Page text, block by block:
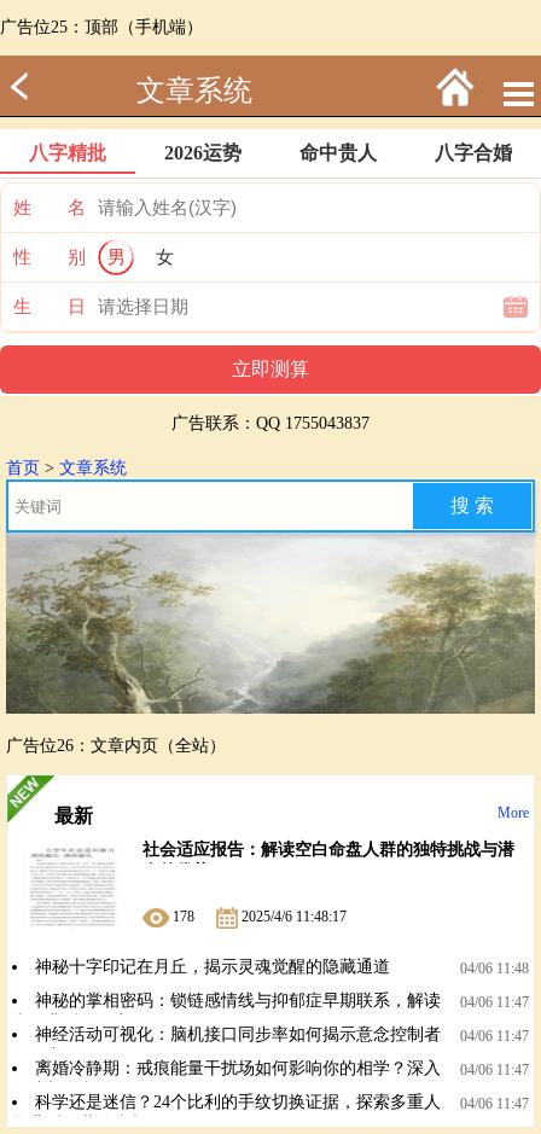
广告位25：顶部（手机端）
文章系统
八字精批 2026运势 命中贵人 八字合婚
姓 名
性 别 男 女
生 日
广告联系：QQ 1755043837
首页 > 文章系统
广告位26：文章内页（全站）
最新 More
社会适应报告：解读空白命盘人群的独特挑战与潜
178 2025/4/6 11:48:17
神秘十字印记在月丘，揭示灵魂觉醒的隐藏通道 04/06 11:48
神秘的掌相密码：锁链感情线与抑郁症早期联系，解读
掌纹背后的秘密
04/06 11:47
神经活动可视化：脑机接口同步率如何揭示意念控制者
的秘密？
04/06 11:47
离婚冷静期：戒痕能量干扰场如何影响你的相学？深入
解读相学印证
04/06 11:47
科学还是迷信？24个比利的手纹切换证据，探索多重人
格背后隐藏的掌相奥秘
04/06 11:47